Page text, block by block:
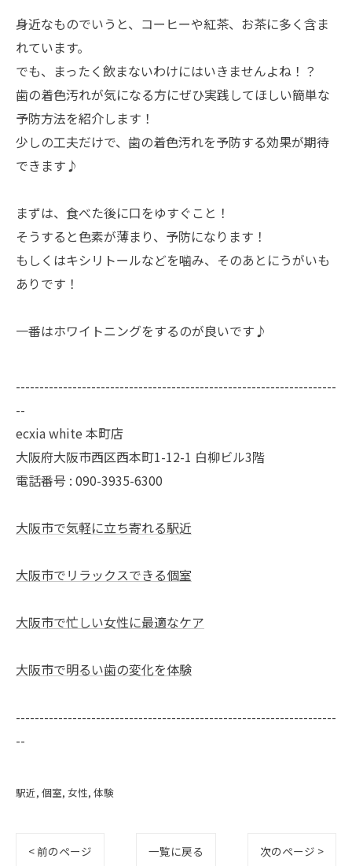
身近なものでいうと、コーヒーや紅茶、お茶に多く含ま
れています。
でも、まったく飲まないわけにはいきませんよね！？
歯の着色汚れが気になる方にぜひ実践してほしい簡単な
予防方法を紹介します！
少しの工夫だけで、歯の着色汚れを予防する効果が期待
できます♪
まずは、食べた後に口をゆすぐこと！
そうすると色素が薄まり、予防になります！
もしくはキシリトールなどを噛み、そのあとにうがいも
ありです！
一番はホワイトニングをするのが良いです♪
--------------------------------------------------------------------
--
ecxia white 本町店
大阪府大阪市西区西本町1-12-1 白柳ビル3階
電話番号 : 090-3935-6300
大阪市で気軽に立ち寄れる駅近
大阪市でリラックスできる個室
大阪市で忙しい女性に最適なケア
大阪市で明るい歯の変化を体験
--------------------------------------------------------------------
--
駅近 個室 女性 体験
< 前のページ 一覧に戻る 次のページ >